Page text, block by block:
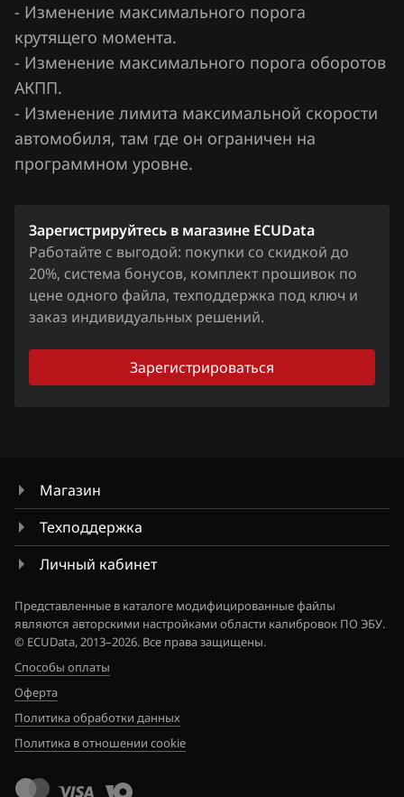
Hawtai
Honda
Hongqi
Hummer
Infiniti
Iran Khodro
Isuzu
Iveco
JAC
Jeep
Jetour
Kaiyi
King Long
KYC
Lancia
Land Rover
Lexus
- Изменение максимального порога
крутящего момента.
- Изменение максимального порога оборотов
АКПП.
- Изменение лимита максимальной скорости
автомобиля, там где он ограничен на
программном уровне.
Зарегистрируйтесь в магазине ECUData
Работайте с выгодой: покупки со скидкой до
20%, система бонусов, комплект прошивок по
цене одного файла, техподдержка под ключ и
заказ индивидуальных решений.
Зарегистрироваться
Магазин
Техподдержка
Личный кабинет
Представленные в каталоге модифицированные файлы
являются авторскими настройками области калибровок ПО ЭБУ.
© ECUData, 2013–2026. Все права защищены.
Способы оплаты
Оферта
Политика обработки данных
Политика в отношении cookie